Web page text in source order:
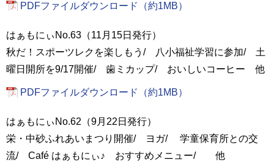
PDFファイルダウンロード（約1MB）
はぁもにぃNo.63（11月15日発行）
秋だ！スポーツレクを楽しもう/ 八小福祉学習に参加/ 土
曜日開所を9/17開催/ 歯ミカップ/ おいしいコーヒー 他
PDFファイルダウンロード（約1MB）
はぁもにぃNo.62（9月22日発行）
栄・中砂ふれあいまつり開催/ ヨガ/ 学童保育所との交
流/ Café はぁもにぃ♪ おすすめメニュー/ 他